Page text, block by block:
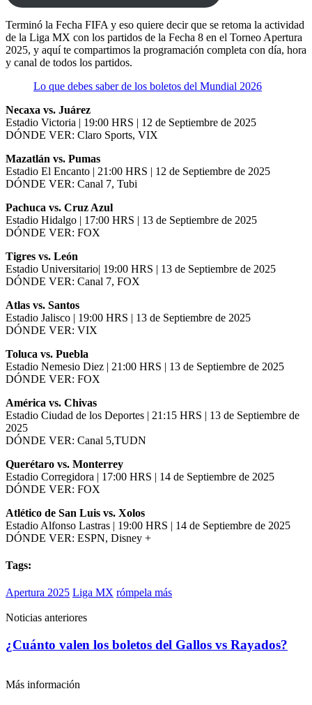
Terminó la Fecha FIFA y eso quiere decir que se retoma la actividad
de la Liga MX con los partidos de la Fecha 8 en el Torneo Apertura
2025, y aquí te compartimos la programación completa con día, hora
y canal de todos los partidos.
Lo que debes saber de los boletos del Mundial 2026
Necaxa vs. Juárez
Estadio Victoria | 19:00 HRS | 12 de Septiembre de 2025
DÓNDE VER: Claro Sports, VIX
Mazatlán vs. Pumas
Estadio El Encanto | 21:00 HRS | 12 de Septiembre de 2025
DÓNDE VER: Canal 7, Tubi
Pachuca vs. Cruz Azul
Estadio Hidalgo | 17:00 HRS | 13 de Septiembre de 2025
DÓNDE VER: FOX
Tigres vs. León
Estadio Universitario| 19:00 HRS | 13 de Septiembre de 2025
DÓNDE VER: Canal 7, FOX
Atlas vs. Santos
Estadio Jalisco | 19:00 HRS | 13 de Septiembre de 2025
DÓNDE VER: VIX
Toluca vs. Puebla
Estadio Nemesio Diez | 21:00 HRS | 13 de Septiembre de 2025
DÓNDE VER: FOX
América vs. Chivas
Estadio Ciudad de los Deportes | 21:15 HRS | 13 de Septiembre de
2025
DÓNDE VER: Canal 5,TUDN
Querétaro vs. Monterrey
Estadio Corregidora | 17:00 HRS | 14 de Septiembre de 2025
DÓNDE VER: FOX
Atlético de San Luis vs. Xolos
Estadio Alfonso Lastras | 19:00 HRS | 14 de Septiembre de 2025
DÓNDE VER: ESPN, Disney +
Tags:
Apertura 2025 Liga MX rómpela más
Noticias anteriores
¿Cuánto valen los boletos del Gallos vs Rayados?
Más información